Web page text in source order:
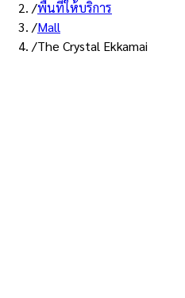
/พื้นที่ให้บริการ
/Mall
/The Crystal Ekkamai